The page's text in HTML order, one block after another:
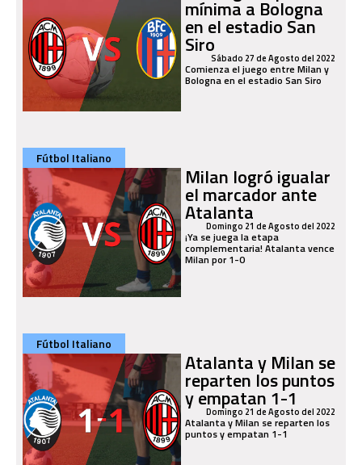
mínima a Bologna
en el estadio San
SiroSábado 27 de Agosto del 2022
Comienza el juego entre Milan y
Bologna en el estadio San Siro
Fútbol Italiano
Milan logró igualar
el marcador ante
Atalanta
Domingo 21 de Agosto del 2022
¡Ya se juega la etapa
complementaria! Atalanta vence
Milan por 1-0
Fútbol Italiano
Atalanta y Milan se
reparten los puntos
y empatan 1-1
Domingo 21 de Agosto del 2022
Atalanta y Milan se reparten los
puntos y empatan 1-1